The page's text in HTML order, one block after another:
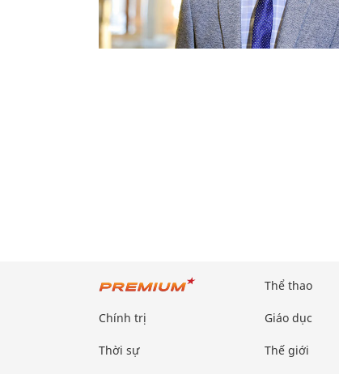
Chính trị
Thời sự
Thể thao
Giáo dục
Thế giới